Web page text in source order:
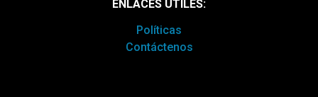
ENLACES ÚTILES:
Políticas
Contáctenos